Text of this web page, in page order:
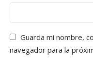
Guarda mi nombre,
navegador para la